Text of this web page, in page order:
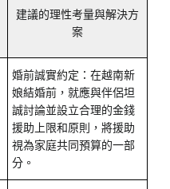
建議的理性考量與解決方
案
婚前誠實約定：在越南新
娘結婚前，就應與伴侶坦
誠討論並設立合理的金錢
援助上限和原則，將援助
視為家庭共同預算的一部
分。